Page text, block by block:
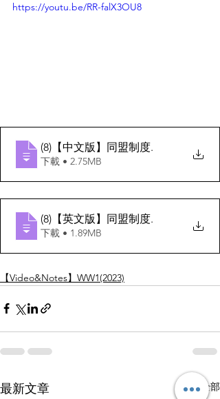
https://youtu.be/RR-falX3OU8
(8)【中文版】同盟制度.
下載 • 2.75MB
(8)【英文版】同盟制度.
下載 • 1.89MB
【Video&Notes】WW1(2023)
最新文章 查看全部